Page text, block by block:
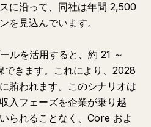
に沿って、同社は年間 2,500
を見込んでいます。
ルを活用すると、約 21 ～
きます。これにより、2028
賄われます。このシナリオは
入フェーズを企業が乗り越
られることなく、Core およ